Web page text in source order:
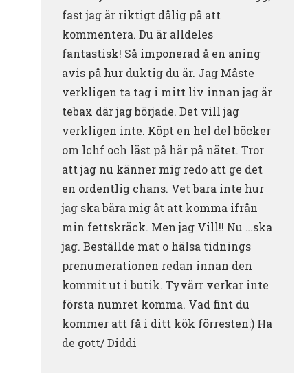
fast jag är riktigt dålig på att
kommentera. Du är alldeles
fantastisk! Så imponerad å en aning
avis på hur duktig du är. Jag Måste
verkligen ta tag i mitt liv innan jag är
tebax där jag började. Det vill jag
verkligen inte. Köpt en hel del böcker
om lchf och läst på här på nätet. Tror
att jag nu känner mig redo att ge det
en ordentlig chans. Vet bara inte hur
jag ska bära mig åt att komma ifrån
min fettskräck. Men jag Vill!! Nu …ska
jag. Beställde mat o hälsa tidnings
prenumerationen redan innan den
kommit ut i butik. Tyvärr verkar inte
första numret komma. Vad fint du
kommer att få i ditt kök förresten:) Ha
de gott/ Diddi